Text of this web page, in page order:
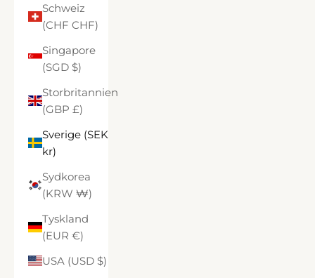
Schweiz
(CHF CHF)
Singapore
(SGD $)
Storbritannien
(GBP £)
Sverige (SEK
kr)
Sydkorea
(KRW ₩)
Tyskland
(EUR €)
USA (USD $)